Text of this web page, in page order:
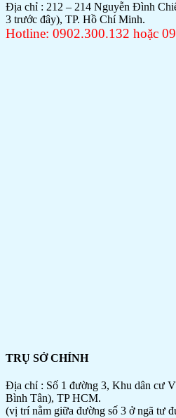
Địa chỉ : 212 – 214 Nguyễn Đình
3 trước đây), TP. Hồ Chí Minh.
Hotline: 0902.300.132 hoặc
TRỤ SỞ CHÍNH
Địa chỉ : Số 1 đường 3, Khu dân cư
Bình Tân), TP HCM.
(vị trí nằm giữa đường số 3 ở ngã tư